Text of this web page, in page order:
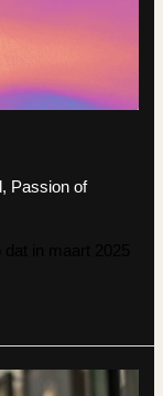
, Passion of